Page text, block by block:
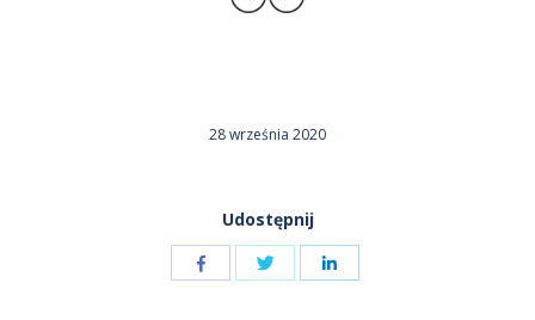
28 września 2020
Udostępnij
Udostępnij Udostępnij